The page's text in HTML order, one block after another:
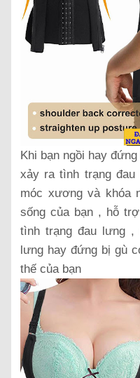
Khi bạn ngồi hay
xảy ra tình trạng
móc xương và khóa
sống của bạn , hỗ
tình trạng đau lưng ,
lưng hay đứng bị gù
thế của bạn